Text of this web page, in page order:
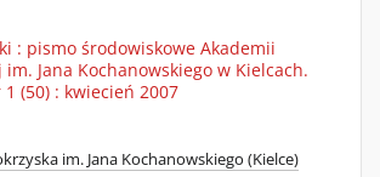
: pismo środowiskowe Akademii
Jana Kochanowskiego w Kielcach.
1 (50) : kwiecień 2007
im. Jana Kochanowskiego (Kielce)